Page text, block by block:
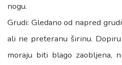
nogu.
Grudi: Gledano od napred
ali ne preteranu širinu.
moraju biti blago zaobljena,